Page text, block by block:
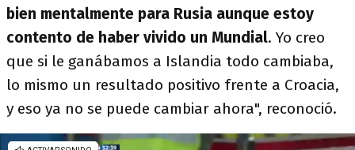
bien mentalmente para Rusia aunque estoy
contento de haber vivido un Mundial. Yo creo
que si le ganábamos a Islandia todo cambiaba,
lo mismo un resultado positivo frente a Croacia,
y eso ya no se puede cambiar ahora", reconoció.